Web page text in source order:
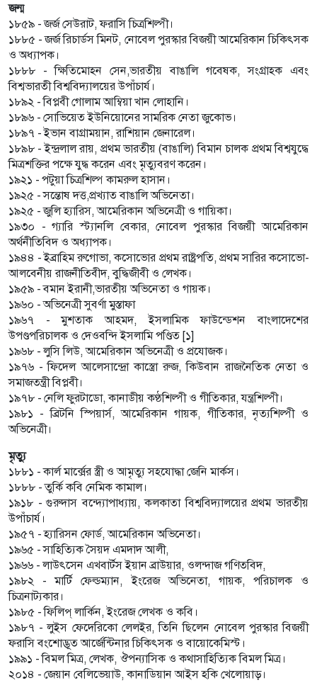
জন্ম
১৮৫৯ - জর্জ সেউরাট, ফরাসি চিত্রশিল্পী।
১৮৮৫ - জর্জ রিচার্ডস মিনট, নোবেল পুরস্কার বিজয়ী আমেরিকান চিকিৎসক
ও অধ্যাপক।
১৮৮৮ - ক্ষিতিমোহন সেন,ভারতীয় বাঙালি গবেষক, সংগ্রাহক এবং
বিশ্বভারতী বিশ্ববিদ্যালয়ের উপাঁচার্য।
১৮৯২ - বিপ্লবী গোলাম আম্বিয়া খান লোহানি।
১৮৯৬ - সোভিয়েত ইউনিয়োনের সামরিক নেতা জুকোভ।
১৮৯৭ - ইভান বাগ্রাময়ান, রাশিয়ান জেনারেল।
১৮৯৮ - ইন্দ্রলাল রায়, প্রথম ভারতীয় (বাঙালি) বিমান চালক প্রথম বিশ্বযুদ্ধে
মিত্রশক্তির পক্ষে যুদ্ধ করেন এবং মৃত্যুবরণ করেন।
১৯২১ - পটুয়া চিত্রশিল্প কামরুল হাসান।
১৯২৫ - সন্তোষ দত্ত,প্রখ্যাত বাঙালি অভিনেতা।
১৯২৫ - জুলি হ্যারিস, আমেরিকান অভিনেত্রী ও গায়িকা।
১৯৩০ - গ্যারি স্ট্যানলি বেকার, নোবেল পুরস্কার বিজয়ী আমেরিকান
অর্থনীতিবিদ ও অধ্যাপক।
১৯৪৪ - ইব্রাহিম রুগোভা, কসোভোর প্রথম রাষ্ট্রপতি, প্রথম সারির কসোভো-
আলবেনীয় রাজনীতিবীদ, বুদ্ধিজীবী ও লেখক।
১৯৫৯ - বমান ইরানী,ভারতীয় অভিনেতা ও গায়ক।
১৯৬০ - অভিনেত্রী সুবর্ণা মুস্তাফা
১৯৬৭ - মুশতাক আহমদ, ইসলামিক ফাউন্ডেশন বাংলাদেশের
উপণ্ডপরিচালক ও দেওবন্দি ইসলামি পণ্ডিত [১]
১৯৬৮ - লুসি লিউ, আমেরিকান অভিনেত্রী ও প্রযোজক।
১৯৭৬ - ফিদেল আলেসান্দ্রো কাস্ত্রো রুজ, কিউবান রাজনৈতিক নেতা ও
সমাজতন্ত্রী বিপ্লবী।
১৯৭৮ - নেলি ফুরটাডো, কানাডীয় কণ্ঠশিল্পী ও গীতিকার, যন্ত্রশিল্পী।
১৯৮১ - ব্রিটনি স্পিয়ার্স, আমেরিকান গায়ক, গীতিকার, নৃত্যশিল্পী ও
অভিনেত্রী।
মৃত্যু
১৮৮১ - কার্ল মার্ক্সের স্ত্রী ও আমৃত্যু সহযোদ্ধা জেনি মার্কস।
১৮৮৮ - তুর্কি কবি নেমিক কামাল।
১৯১৮ - গুরুদাস বন্দ্যোপাধ্যায়, কলকাতা বিশ্ববিদ্যালয়ের প্রথম ভারতীয়
উপাঁচার্য।
১৯৫৭ - হ্যারিসন ফোর্ড, আমেরিকান অভিনেতা।
১৯৬৫ - সাহিত্যিক সৈয়দ এমদাদ আলী,
১৯৬৬ - লাউৎসেন এখবার্টস ইয়ান ব্রাউয়ার, ওলন্দাজ গণিতবিদ,
১৯৮২ - মার্টি ফেল্ডম্যান, ইংরেজ অভিনেতা, গায়ক, পরিচালক ও
চিত্রনাট্যকার।
১৯৮৫ - ফিলিপ্ লার্কিন, ইংরেজ লেখক ও কবি।
১৯৮৭ - লুইস ফেদেরিকো লেলইর, তিনি ছিলেন নোবেল পুরস্কার বিজয়ী
ফরাসি বংশোদ্ভূত আর্জেন্টিনার চিকিৎসক ও বায়োকেমিস্ট।
১৯৯১ - বিমল মিত্র, লেখক, ঔপন্যাসিক ও কথাসাহিত্যিক বিমল মিত্র।
২০১৪ - জেয়ান বেলিভেয়াউ, কানাডিয়ান আইস হকি খেলোয়াড়।